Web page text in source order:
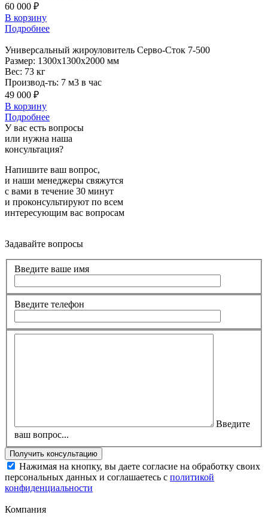
60 000 ₽
В корзину
Подробнее
Универсальный жироуловитель Серво-Сток 7-500
Размер: 1300x1300x2000 мм
Вес: 73 кг
Производ-ть: 7 м3 в час
49 000 ₽
В корзину
Подробнее
У вас есть вопросы
или нужна наша
консультация?
Напишите ваш вопрос,
и наши менеджеры свяжутся
с вами в течение 30 минут
и проконсультируют по всем
интересующим вас вопросам
Задавайте вопросы
Введите ваше имя
Введите телефон
Введите
ваш вопрос...
Нажимая на кнопку, вы даете согласие на обработку своих
персональных данных и соглашаетесь с политикой
конфиденциальности
Компания